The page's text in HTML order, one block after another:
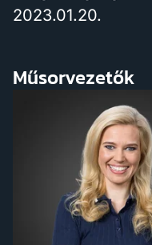
2023.01.20.
Műsorvezetők